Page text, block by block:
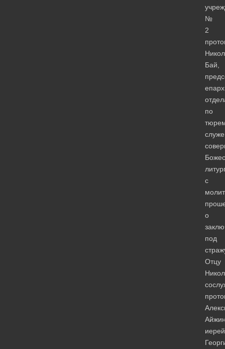
№
2
Бай,
по
с
о
под
Отцу
иерей